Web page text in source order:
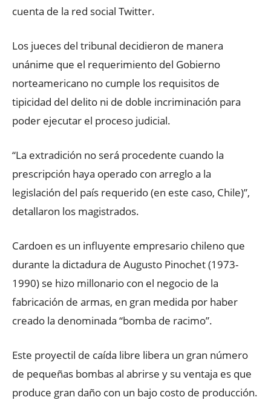
cuenta de la red social Twitter.
Los jueces del tribunal decidieron de manera
unánime que el requerimiento del Gobierno
norteamericano no cumple los requisitos de
tipicidad del delito ni de doble incriminación para
poder ejecutar el proceso judicial.
“La extradición no será procedente cuando la
prescripción haya operado con arreglo a la
legislación del país requerido (en este caso, Chile)”,
detallaron los magistrados.
Cardoen es un influyente empresario chileno que
durante la dictadura de Augusto Pinochet (1973-
1990) se hizo millonario con el negocio de la
fabricación de armas, en gran medida por haber
creado la denominada “bomba de racimo”.
Este proyectil de caída libre libera un gran número
de pequeñas bombas al abrirse y su ventaja es que
produce gran daño con un bajo costo de producción.